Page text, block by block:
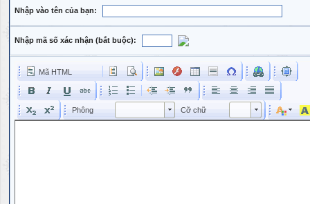
Nhập vào tên của bạn:
Nhập mã số xác nhận (bắt buộc):
Mã HTML
Phông Phông Cỡ chữ Kích cỡ phông